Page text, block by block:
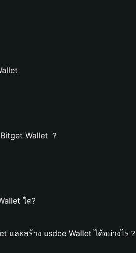
Wallet ？
ใด?
และสร้าง usdce Wallet ได้อย่างไร？